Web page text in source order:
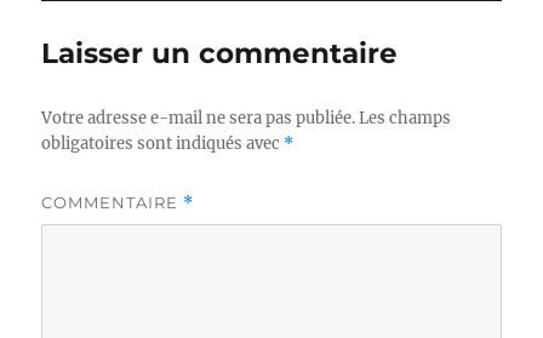
Laisser un commentaire
Votre adresse e-mail ne sera pas publiée. Les champs
obligatoires sont indiqués avec *
COMMENTAIRE *